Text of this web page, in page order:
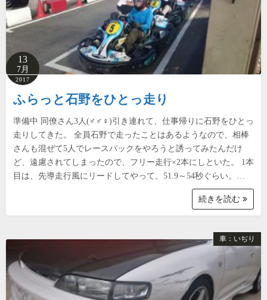
13
7月
2017
ふらっと石野をひとっ走り
準備中 同僚さん3人(♂♂♀)引き連れて、仕事帰りに石野をひとっ
走りしてきた。 全員石野で走ったことはあるようなので、相棒
さんも混ぜて5人でレースパックをやろうと誘ってみたんだけ
ど、遠慮されてしまったので、フリー走行×2本にしといた。 1本
目は、先導走行風にリードしてやって、51.9～54秒ぐらい。…
続きを読む
車：いぢり